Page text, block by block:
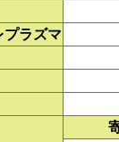
ラズマ